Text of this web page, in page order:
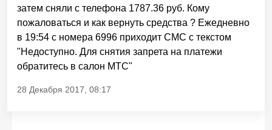
затем сняли с телефона 1787.36 руб. Кому
пожаловаться и как вернуть средства ? Ежедневно
в 19:54 с номера 6996 приходит СМС с текстом
"Недоступно. Для снятия запрета на платежи
обратитесь в салон МТС"
28 Декабря 2017, 08:17